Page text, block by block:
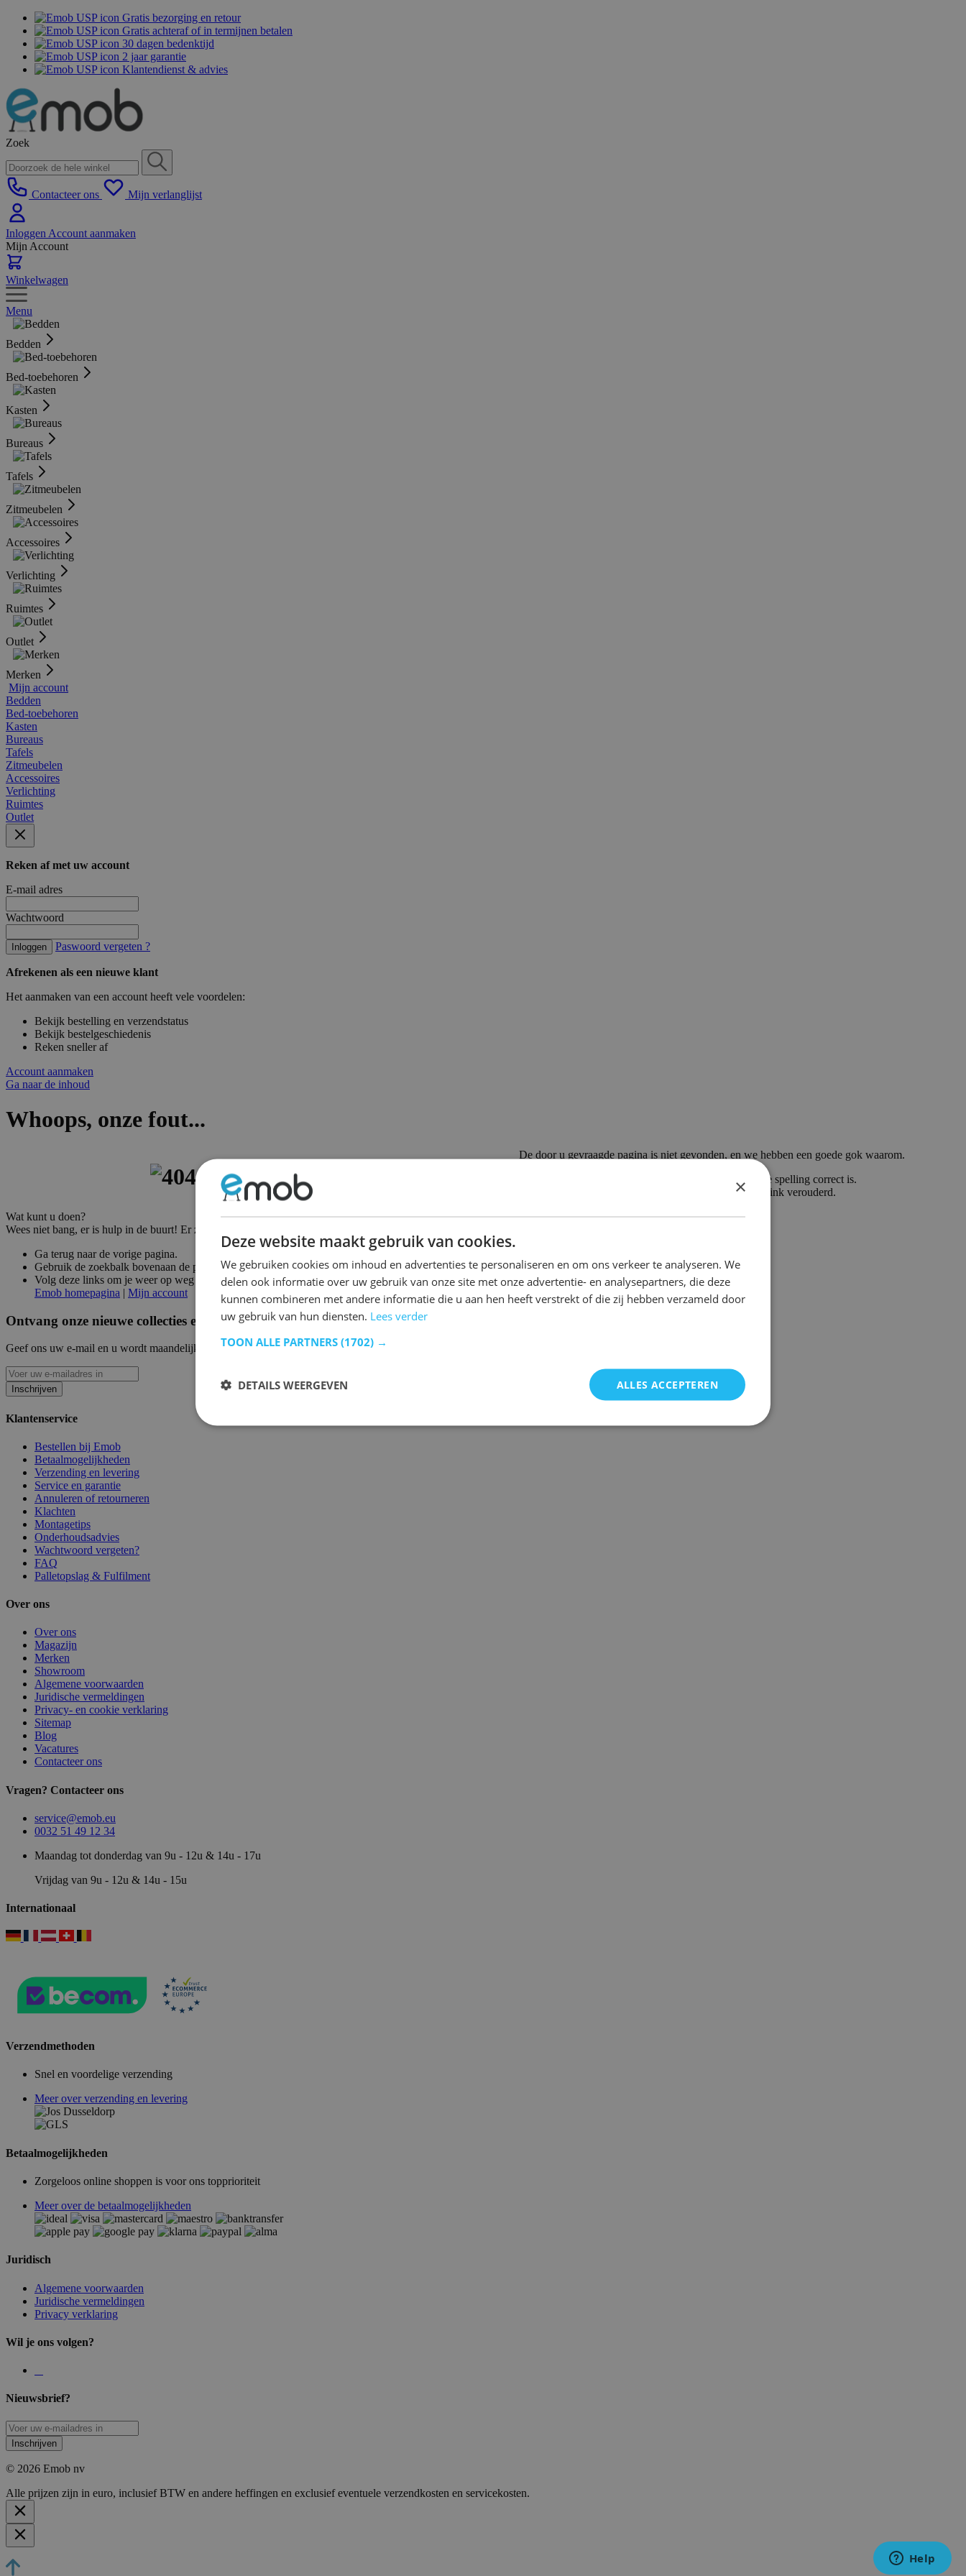
Gratis bezorging en retour
Gratis achteraf of in termijnen betalen
30 dagen bedenktijd
2 jaar garantie
Klantendienst & advies
Zoek
Contacteer ons Mijn verlanglijst
Inloggen Account aanmaken
Mijn Account
Winkelwagen
Menu
Bedden
Bed-toebehoren
Kasten
Bureaus
Tafels
Zitmeubelen
Accessoires
Verlichting
Ruimtes
Outlet
Merken
Mijn account
Bedden
Bed-toebehoren
Kasten
Bureaus
Tafels
Zitmeubelen
Accessoires
Verlichting
Ruimtes
Outlet
Reken af met uw account
E-mail adres
Wachtwoord
Inloggen Paswoord vergeten ?
Afrekenen als een nieuwe klant
Het aanmaken van een account heeft vele voordelen:
Bekijk bestelling en verzendstatus
Bekijk bestelgeschiedenis
Reken sneller af
Account aanmaken
Ga naar de inhoud
Whoops, onze fout...
De door u gevraagde pagina is niet gevonden, en we hebben een goede gok waarom.
Als u de URL direct heeft ingetypt, controleer dan of de spelling correct is.
Als u op een link heeft geklikt om hier te komen, is de link verouderd.
Wat kunt u doen?
Wees niet bang, er is hulp in de buurt! Er zijn vele manieren om weer op de rails te komen bij Emob
Ga terug naar de vorige pagina.
Gebruik de zoekbalk bovenaan de pagina om naar uw producten te zoeken.
Volg deze links om je weer op weg te helpen!
Emob homepagina | Mijn account
Ontvang onze nieuwe collecties en promoties.
Geef ons uw e-mail en u wordt maandelijks op de hoogte gehouden van de laatste gebeurtenissen.
Inschrijven
Klantenservice
Bestellen bij Emob
Betaalmogelijkheden
Verzending en levering
Service en garantie
Annuleren of retourneren
Klachten
Montagetips
Onderhoudsadvies
Wachtwoord vergeten?
FAQ
Palletopslag & Fulfilment
Over ons
Over ons
Magazijn
Merken
Showroom
Algemene voorwaarden
Juridische vermeldingen
Privacy- en cookie verklaring
Sitemap
Blog
Vacatures
Contacteer ons
Vragen? Contacteer ons
service@emob.eu
0032 51 49 12 34
Maandag tot donderdag van 9u - 12u & 14u - 17u
Vrijdag van 9u - 12u & 14u - 15u
Internationaal
Verzendmethoden
Snel en voordelige verzending
Meer over verzending en levering
Betaalmogelijkheden
Zorgeloos online shoppen is voor ons topprioriteit
Meer over de betaalmogelijkheden
Juridisch
Algemene voorwaarden
Juridische vermeldingen
Privacy verklaring
Wil je ons volgen?
Nieuwsbrief?
Inschrijven
© 2026 Emob nv
Alle prijzen zijn in euro, inclusief BTW en andere heffingen en exclusief eventuele verzendkosten en servicekosten.
×
Deze website maakt gebruik van cookies.
We gebruiken cookies om inhoud en advertenties te personaliseren en om ons verkeer te analyseren. We
delen ook informatie over uw gebruik van onze site met onze advertentie- en analysepartners, die deze
kunnen combineren met andere informatie die u aan hen heeft verstrekt of die zij hebben verzameld door
uw gebruik van hun diensten. Lees verder
TOON ALLE PARTNERS (1702) →
ALLES ACCEPTEREN
DETAILS WEERGEVEN